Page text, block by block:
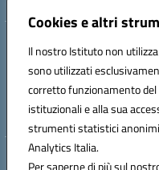
Cookies e altri
Il nostro Istituto non
sono utilizzati
corretto funzionamento
istituzionali e alla sua
strumenti statistici
Analytics Italia.
Per saperne di più sul
Indirizzo: VIA BRECCIAME, 46 -
Mail:
Telefono: 0823408721
Meccanografico: CEIC8AU001
Codice fiscale: 93086080616
Hosting &